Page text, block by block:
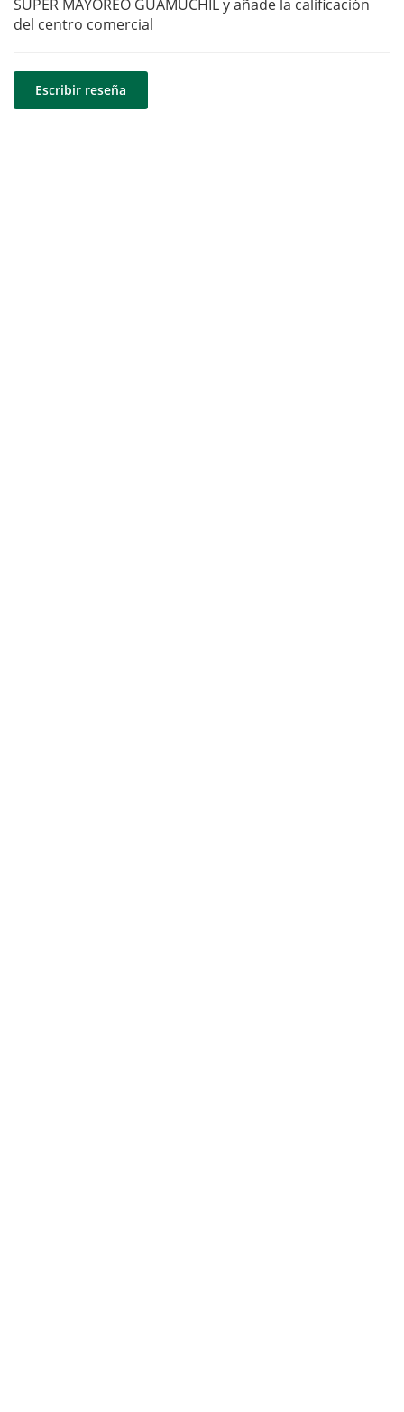
SUPER MAYOREO GUAMUCHIL y añade la calificación
del centro comercial
Escribir reseña